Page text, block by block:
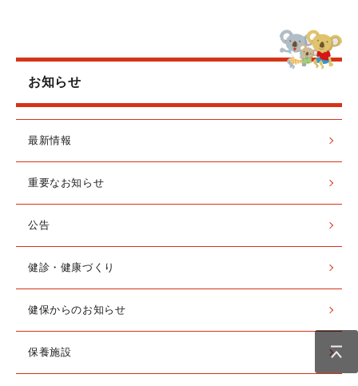
お知らせ
最新情報
重要なお知らせ
公告
健診・健康づくり
健保からのお知らせ
保養施設